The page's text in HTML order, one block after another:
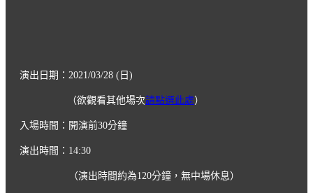
演出日期：2021/03/28 (日)
（欲觀看其他場次請點選此處）
入場時間：開演前30分鐘
演出時間：14:30
（演出時間約為120分鐘，無中場休息）